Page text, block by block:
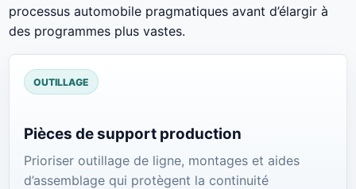
processus automobile pragmatiques avant d’élargir à
des programmes plus vastes.
OUTILLAGE
Pièces de support production
Prioriser outillage de ligne, montages et aides
d’assemblage qui protègent la continuité